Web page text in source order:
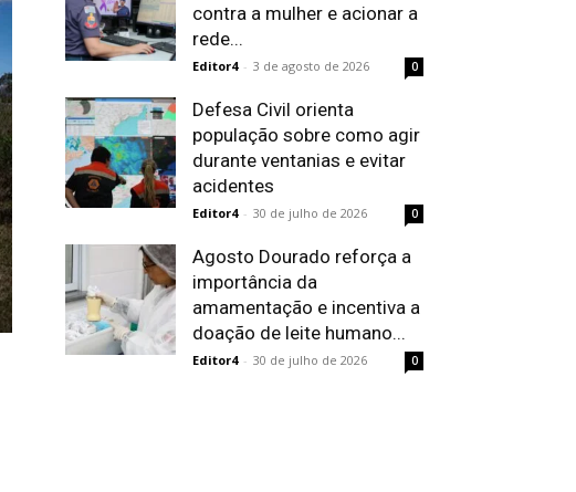
contra a mulher e acionar a
rede...
Editor4 - 3 de agosto de 2026 0
Defesa Civil orienta
população sobre como agir
durante ventanias e evitar
acidentes
Editor4 - 30 de julho de 2026 0
Agosto Dourado reforça a
importância da
amamentação e incentiva a
doação de leite humano...
Editor4 - 30 de julho de 2026 0